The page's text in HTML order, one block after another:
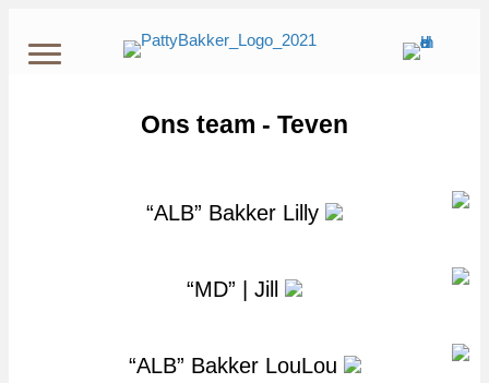
Ons team - Teven
“ALB” Bakker Lilly
“MD” | Jill
“ALB” Bakker LouLou